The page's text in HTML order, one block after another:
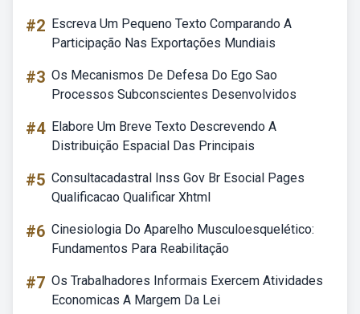
#2 Escreva Um Pequeno Texto Comparando A
Participação Nas Exportações Mundiais
#3 Os Mecanismos De Defesa Do Ego Sao
Processos Subconscientes Desenvolvidos
#4 Elabore Um Breve Texto Descrevendo A
Distribuição Espacial Das Principais
#5 Consultacadastral Inss Gov Br Esocial Pages
Qualificacao Qualificar Xhtml
#6 Cinesiologia Do Aparelho Musculoesquelético:
Fundamentos Para Reabilitação
#7 Os Trabalhadores Informais Exercem Atividades
Economicas A Margem Da Lei